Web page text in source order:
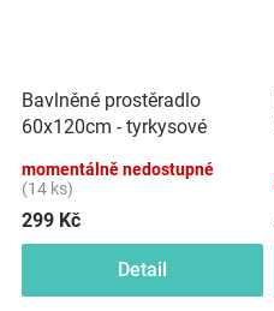
Bavlněné prostěradlo
60x120cm - tyrkysové
momentálně nedostupné
(14 ks)
299 Kč
Detail